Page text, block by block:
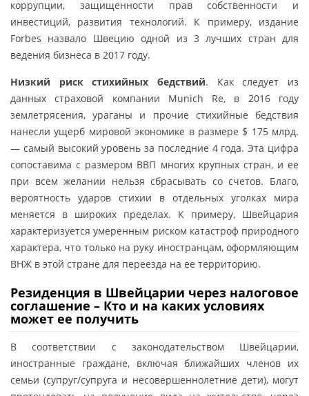
коррупции, защищенности прав собственности и
инвестиций, развития технологий. К примеру, издание
Forbes назвало Швецию одной из 3 лучших стран для
ведения бизнеса в 2017 году.
Низкий риск стихийных бедствий. Как следует из
данных страховой компании Munich Re, в 2016 году
землетрясения, ураганы и прочие стихийные бедствия
нанесли ущерб мировой экономике в размере $ 175 млрд.
— самый высокий уровень за последние 4 года. Эта цифра
сопоставима с размером ВВП многих крупных стран, и ее
при всем желании нельзя сбрасывать со счетов. Благо,
вероятность ударов стихии в отдельных уголках мира
меняется в широких пределах. К примеру, Швейцария
характеризуется умеренным риском катастроф природного
характера, что только на руку иностранцам, оформляющим
ВНЖ в этой стране для переезда на ее территорию.
Резиденция в Швейцарии через налоговое
соглашение – Кто и на каких условиях
может ее получить
В соответствии с законодательством Швейцарии,
иностранные граждане, включая ближайших членов их
семьи (супруг/супруга и несовершеннолетние дети), могут